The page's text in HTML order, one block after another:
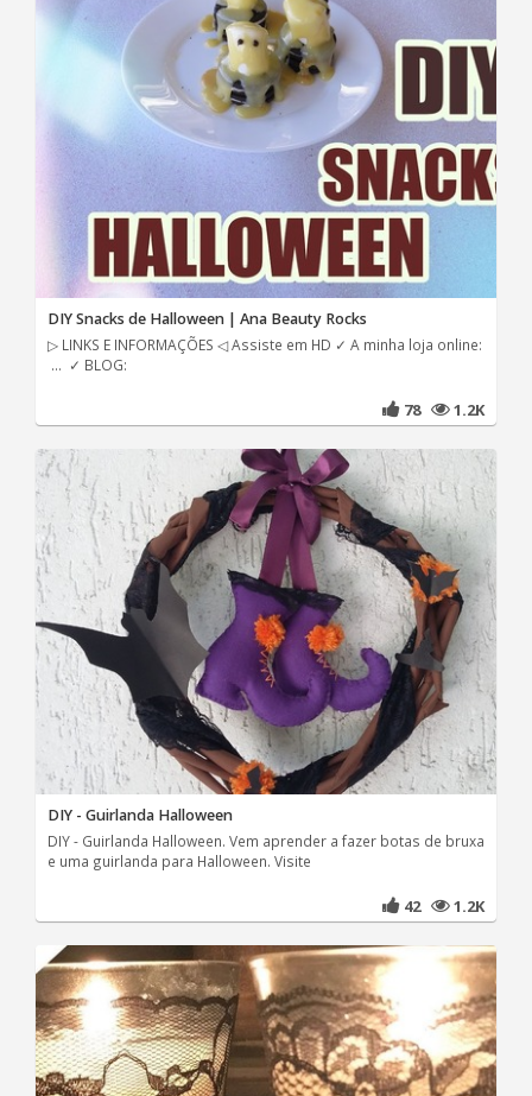
DIY Snacks de Halloween | Ana Beauty Rocks
▷ LINKS E INFORMAÇÕES ◁ Assiste em HD ✓ A minha loja online:
... ✓ BLOG:
78 1.2K
DIY - Guirlanda Halloween
DIY - Guirlanda Halloween. Vem aprender a fazer botas de bruxa
e uma guirlanda para Halloween. Visite
42 1.2K